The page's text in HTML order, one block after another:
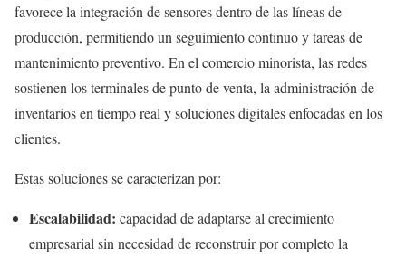
favorece la integración de sensores dentro de las líneas de
producción, permitiendo un seguimiento continuo y tareas de
mantenimiento preventivo. En el comercio minorista, las redes
sostienen los terminales de punto de venta, la administración de
inventarios en tiempo real y soluciones digitales enfocadas en los
clientes.
Estas soluciones se caracterizan por:
Escalabilidad: capacidad de adaptarse al crecimiento
empresarial sin necesidad de reconstruir por completo la